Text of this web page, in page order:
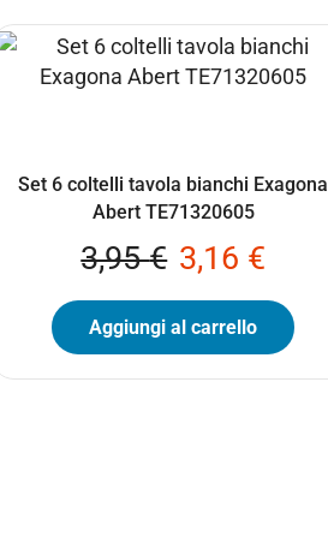
Set 6 coltelli tavola bianchi Exagona
Abert TE71320605
3,95€ 3,16 €
Aggiungi al carrello